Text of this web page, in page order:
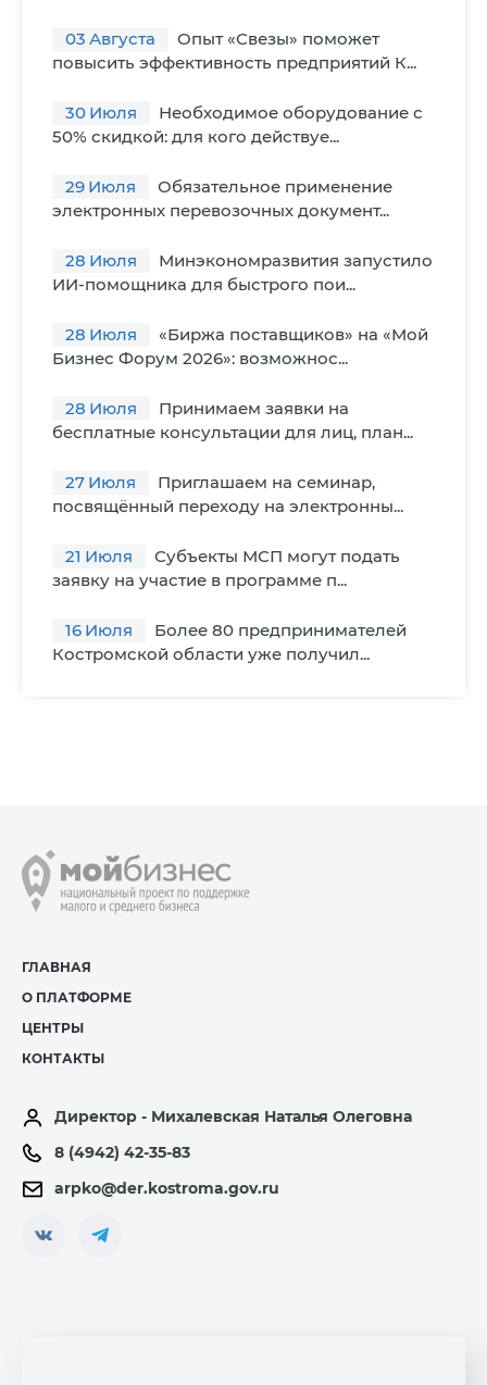
03 Августа
Опыт «Свезы» поможет
повысить эффективность предприятий К...
30 Июля
Необходимое оборудование с
50% скидкой: для кого действуе...
29 Июля
Обязательное применение
электронных перевозочных документ...
28 Июля
Минэкономразвития запустило
ИИ-помощника для быстрого пои...
28 Июля
«Биржа поставщиков» на «Мой
Бизнес Форум 2026»: возможнос...
28 Июля
Принимаем заявки на
бесплатные консультации для лиц, план...
27 Июля
Приглашаем на семинар,
посвящённый переходу на электронны...
21 Июля
Субъекты МСП могут подать
заявку на участие в программе п...
16 Июля
Более 80 предпринимателей
Костромской области уже получил...
ГЛАВНАЯ
О ПЛАТФОРМЕ
ЦЕНТРЫ
КОНТАКТЫ
Директор - Михалевская Наталья Олеговна
8 (4942) 42-35-83
arpko@der.kostroma.gov.ru